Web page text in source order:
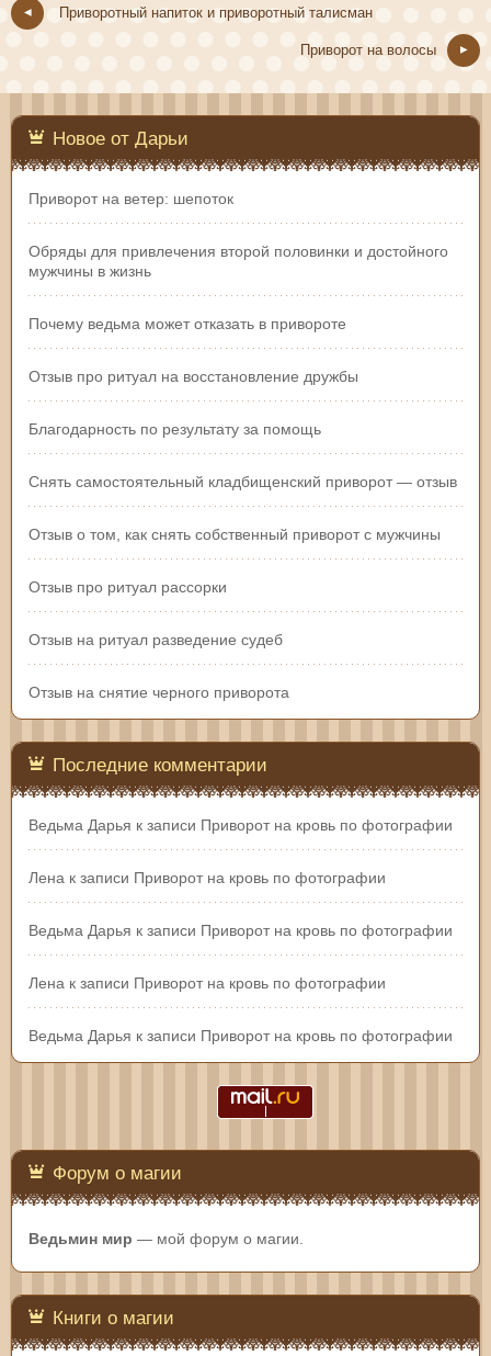
Приворотный напиток и приворотный талисман
Приворот на волосы
Новое от Дарьи
Приворот на ветер: шепоток
Обряды для привлечения второй половинки и достойного
мужчины в жизнь
Почему ведьма может отказать в привороте
Отзыв про ритуал на восстановление дружбы
Благодарность по результату за помощь
Снять самостоятельный кладбищенский приворот — отзыв
Отзыв о том, как снять собственный приворот с мужчины
Отзыв про ритуал рассорки
Отзыв на ритуал разведение судеб
Отзыв на снятие черного приворота
Последние комментарии
Ведьма Дарья к записи Приворот на кровь по фотографии
Лена к записи Приворот на кровь по фотографии
Ведьма Дарья к записи Приворот на кровь по фотографии
Лена к записи Приворот на кровь по фотографии
Ведьма Дарья к записи Приворот на кровь по фотографии
Форум о магии
Ведьмин мир — мой форум о магии.
Книги о магии